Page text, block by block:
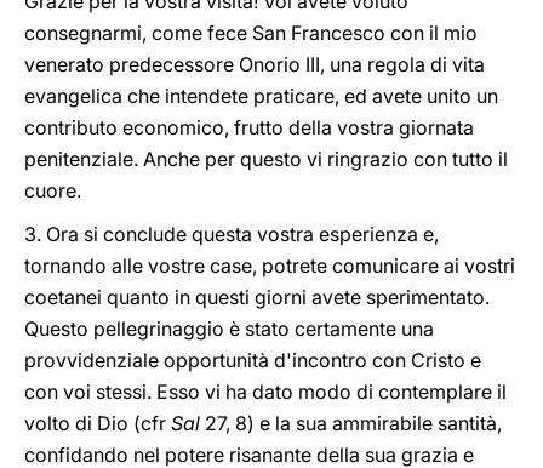
consegnarmi, come fece San Francesco con il mio
venerato predecessore Onorio III, una regola di vita
evangelica che intendete praticare, ed avete unito un
contributo economico, frutto della vostra giornata
penitenziale. Anche per questo vi ringrazio con tutto il
cuore.
3. Ora si conclude questa vostra esperienza e,
tornando alle vostre case, potrete comunicare ai vostri
coetanei quanto in questi giorni avete sperimentato.
Questo pellegrinaggio è stato certamente una
provvidenziale opportunità d'incontro con Cristo e
con voi stessi. Esso vi ha dato modo di contemplare il
volto di Dio (cfr Sal 27, 8) e la sua ammirabile santità,
confidando nel potere risanante della sua grazia e